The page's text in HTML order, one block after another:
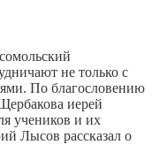
не только с
По благословению
иерей
учеников и их
Лысов рассказал о